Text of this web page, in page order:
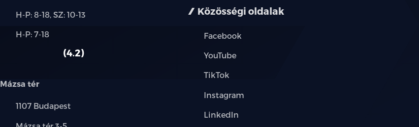
6 irányban elektromosan állítható vezetőülés
4 irányban elektromosan állítható első utasülés
50:50 arányban osztott, ledönthető hátsó üléssor
Szőnyeg garnitúra, szövet
Első középső konzol pohártartókkal
Új-
használt
H-P: 8-18, SZ: 10-13
Alkatrész,
H-P: 7-18
4.2
Mázsa tér
Település:
1107 Budapest
Cím:
Közösségi oldalak
Facebook
YouTube
TikTok
Instagram
LinkedIn